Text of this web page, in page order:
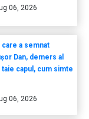
06, 2026
a semnat
Dan, demers al
taie capul, cum simte
06, 2026